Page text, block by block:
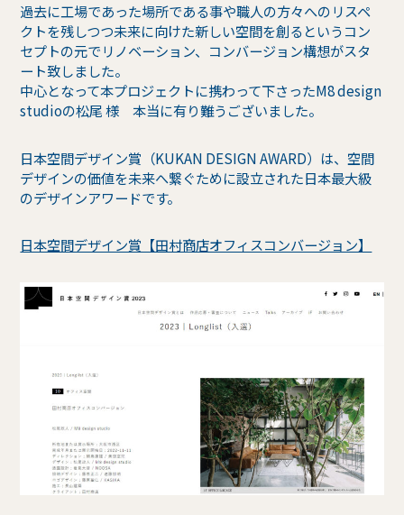
過去に工場であった場所である事や職人の方々へのリスペ
クトを残しつつ未来に向けた新しい空間を創るというコン
セプトの元でリノベーション、コンバージョン構想がスタ
ート致しました。
中心となって本プロジェクトに携わって下さったM8 design
studioの松尾 様 本当に有り難うございました。
日本空間デザイン賞（KUKAN DESIGN AWARD）は、空間
デザインの価値を未来へ繋ぐために設立された日本最大級
のデザインアワードです。
日本空間デザイン賞【田村商店オフィスコンバージョン】